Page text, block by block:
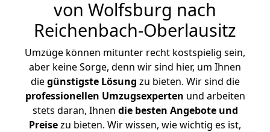
von Wolfsburg nach
Reichenbach-Oberlausitz
Umzüge können mitunter recht kostspielig sein,
aber keine Sorge, denn wir sind hier, um Ihnen
diegünstigste Lösung zu bieten. Wir sind die
professionellen Umzugsexperten und arbeiten
stets daran, Ihnen die besten Angebote und
Preisezu bieten. Wir wissen, wie wichtig es ist,